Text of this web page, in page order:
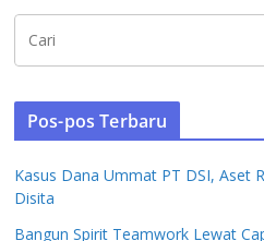
Pos-pos Terbaru
Kasus Dana Ummat PT DSI, Aset
Disita
Bangun Spirit Teamwork Lewat